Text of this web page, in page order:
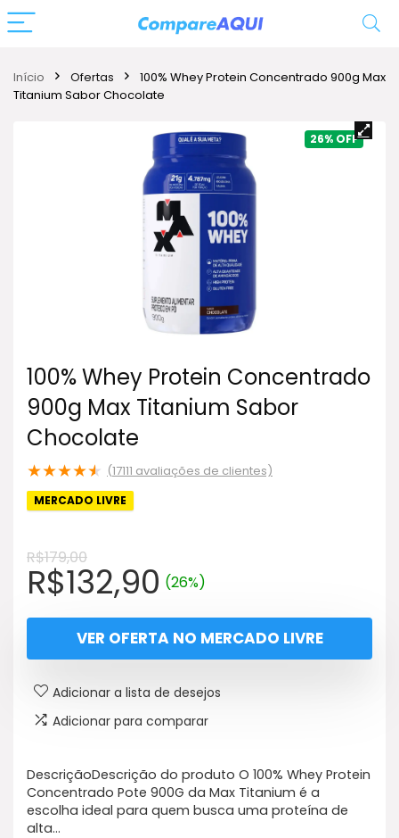
Início Ofertas
100% Whey Protein Concentrado 900g Max
Titanium Sabor Chocolate
26%
100% Whey Protein Concentrado
900g Max Titanium Sabor
Chocolate
★★★★★ (17111 avaliações de clientes)
MERCADO LIVRE
R$179,00
O
preço
original
era:
R$179,00.
R$132,90O
preço
atual
é:
R$132,90.
(26%)
VER OFERTA NO MERCADO LIVRE
Adicionar a lista de desejos
Adicionar para comparar
DescriçãoDescrição do produto O 100% Whey Protein
Concentrado Pote 900G da Max Titanium é a
escolha ideal para quem busca uma proteína de
alta…